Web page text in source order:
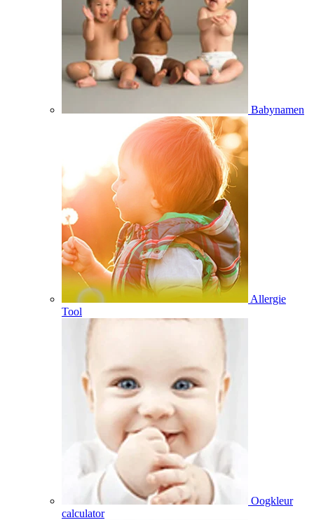
Babynamen
Allergie
Tool
Oogkleur
calculator